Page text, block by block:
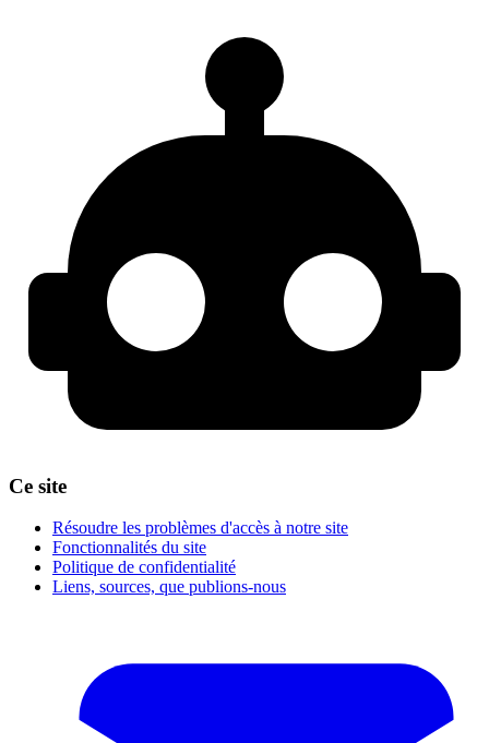
Ce site
Résoudre les problèmes d'accès à notre site
Fonctionnalités du site
Politique de confidentialité
Liens, sources, que publions-nous